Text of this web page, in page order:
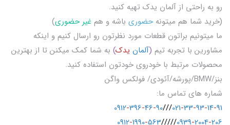
رو به راحتی از آلمان یدک تهیه کنید.
(خرید شما هم میتونه حضوری باشه و هم غیر حضوری)
ما میتونیم براتون قطعات مورد نظرتون رو ارسال کنیم و اینکه
مشاورین با تجربه تیم (آلمان یدک) به شما کمک میکنن تا از بهترین
محصولات مرتبط با خودروی خودتون استفاده کنید.
بنز/BMW/پورشه/آئودی/ فولکس واگن
شماره های تماس ما:
021-33-93-14-91
///
0912-396-46-90
0939-2004-206
/////
0912-1990-563